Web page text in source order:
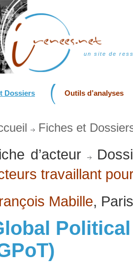
un site de
Dossiers Outils d’analyses
Fiches et
d’acteur
travaillant
Mabille,